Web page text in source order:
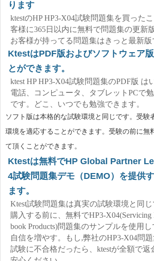
ります
ktestのHP HP3-X04試験問題集を買った
客様に365日以内に無料で問題集の更新
お客様が持ってる問題集はきっと最新版
KtestはPDF版およびソフトウェア
とができます。
ktest HP HP3-X04試験問題集のPDF版 は
電話、コンピュータ、タブレットPCで
です。どこ、いつでも勉強できます。
ソフト版は本格的な試験環境と同じです。受験
環境を適応することができます。受験の前に無
て頂くことができます。
Ktestは無料でHP Global Partner
4試験問題集デモ（DEMO）を提供
ます。
Ktest試験問題集は真実の試験環境と同
購入する前に、無料でHP3-X04(Servicing
book Products)問題集のサンプルを使用
自信を増やす。もし,弊社のHP3-X04問題
試験に不合格だったら、ktestが全額で返